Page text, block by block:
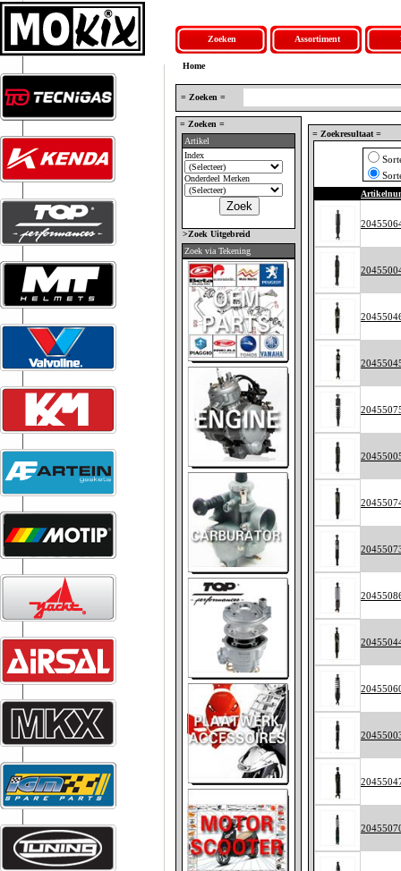
Zoeken Assortiment
Home
= Zoeken =
= Zoeken =
Artikel
Index
Onderdeel Merken
>Zoek Uitgebreid
Zoek via Tekening
= Zoekresultaat =